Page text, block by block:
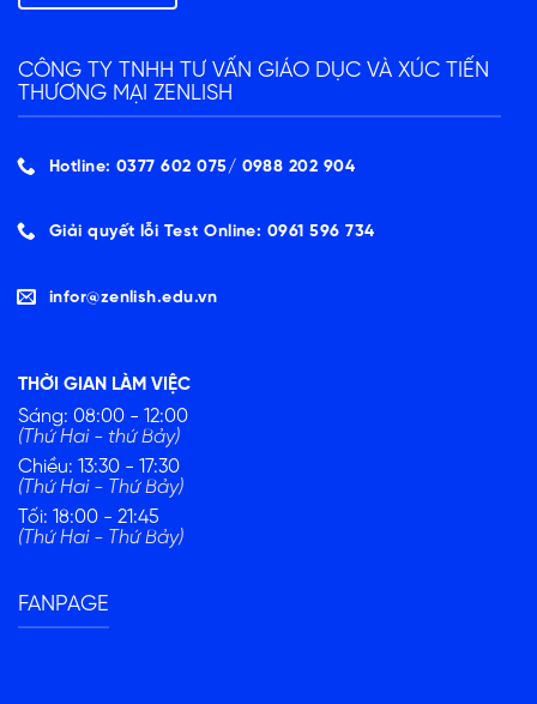
CÔNG TY TNHH TƯ VẤN GIÁO DỤC VÀ XÚC TIẾN
THƯƠNG MẠI ZENLISH
Hotline: 0377 602 075/ ‭0988 202 904‬
Giải quyết lỗi Test Online: 0961 596 734
infor@zenlish.edu.vn
THỜI GIAN LÀM VIỆC
Sáng: 08:00 - 12:00
(Thứ Hai - thứ Bảy)
Chiều: 13:30 - 17:30
(Thứ Hai - Thứ Bảy)
Tối: 18:00 - 21:45
(Thứ Hai - Thứ Bảy)
FANPAGE